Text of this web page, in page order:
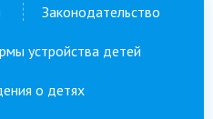
Законодательство
устройства детей
о детях